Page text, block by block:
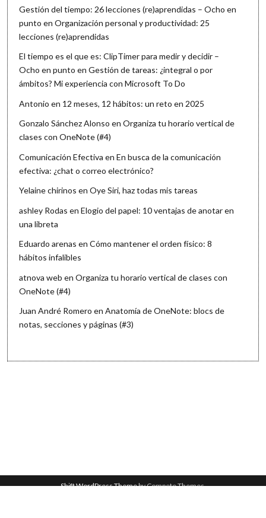
Gestión del tiempo: 26 lecciones (re)aprendidas – Ocho en
punto enOrganización personal y productividad: 25
lecciones (re)aprendidas
El tiempo es el que es: ClipTimer para medir y decidir –
Ocho en punto enGestión de tareas: ¿integral o por
ámbitos? Mi experiencia con Microsoft To Do
Antonio en 12 meses, 12 hábitos: un reto en 2025
Gonzalo Sánchez Alonso enOrganiza tu horario vertical de
clases con OneNote (#4)
Comunicación Efectiva enEn busca de la comunicación
efectiva: ¿chat o correo electrónico?
Yelaine chirinos enOye Siri, haz todas mis tareas
ashley Rodas enElogio del papel: 10 ventajas de anotar en
una libreta
Eduardo arenas enCómo mantener el orden físico: 8
hábitos infalibles
atnova web enOrganiza tu horario vertical de clases con
OneNote (#4)
Juan André Romero enAnatomía de OneNote: blocs de
notas, secciones y páginas (#3)
Shift WordPress Themeby Compete Themes.